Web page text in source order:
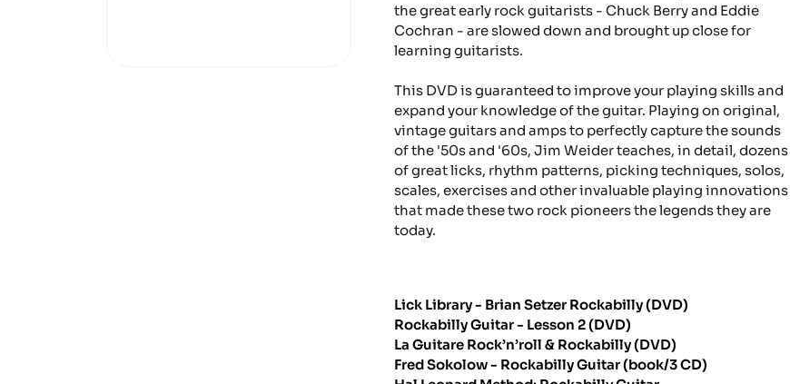
the great early rock guitarists - Chuck Berry and Eddie
Cochran - are slowed down and brought up close for
learning guitarists.
This DVD is guaranteed to improve your playing skills and
expand your knowledge of the guitar. Playing on original,
vintage guitars and amps to perfectly capture the sounds
of the '50s and '60s, Jim Weider teaches, in detail, dozens
of great licks, rhythm patterns, picking techniques, solos,
scales, exercises and other invaluable playing innovations
that made these two rock pioneers the legends they are
today.
Lick Library - Brian Setzer Rockabilly (DVD)
Rockabilly Guitar - Lesson 2 (DVD)
La Guitare Rock’n’roll & Rockabilly (DVD)
Fred Sokolow - Rockabilly Guitar (book/3 CD)